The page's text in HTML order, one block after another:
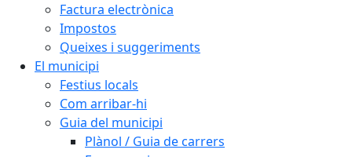
Factura electrònica
Impostos
Queixes i suggeriments
El municipi
Festius locals
Com arribar-hi
Guia del municipi
Plànol / Guia de carrers